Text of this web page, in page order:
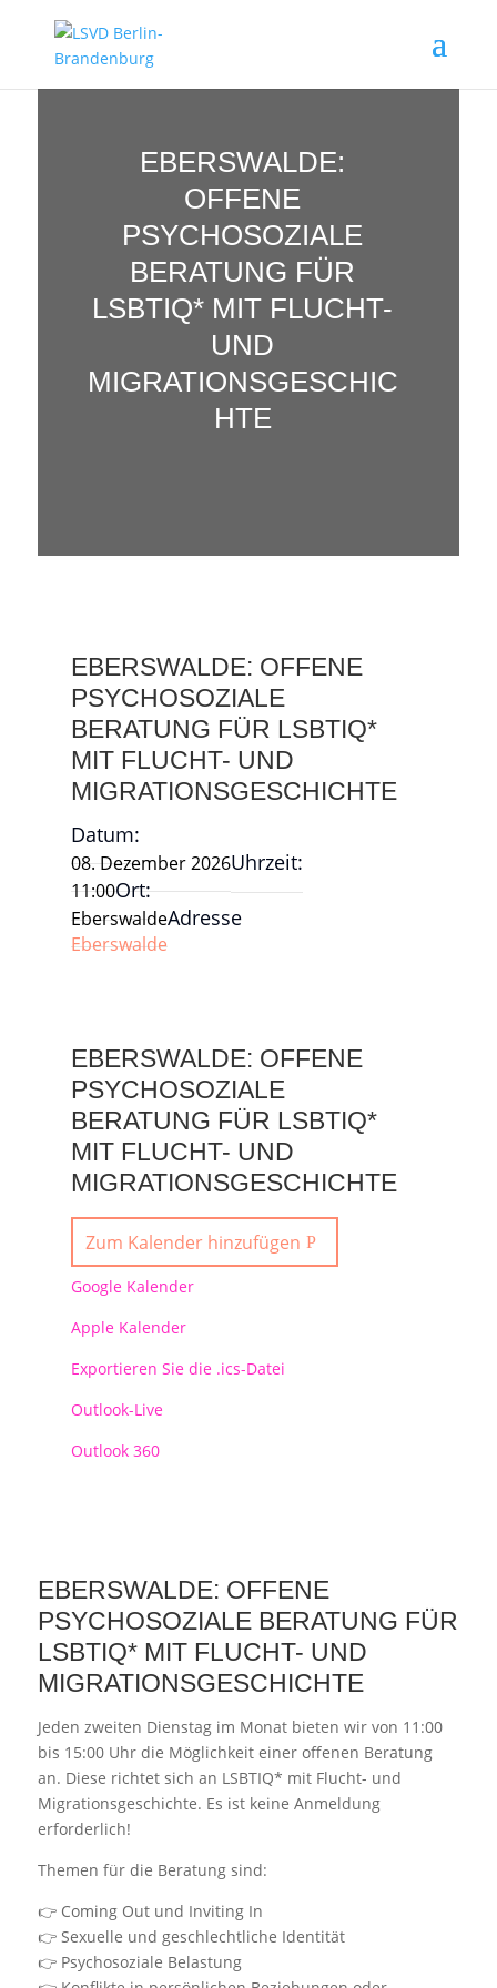
EBERSWALDE:
OFFENE
PSYCHOSOZIALE
BERATUNG FÜR
LSBTIQ* MIT FLUCHT-
UND
MIGRATIONSGESCHIC
HTE
EBERSWALDE: OFFENE
PSYCHOSOZIALE
BERATUNG FÜR LSBTIQ*
MIT FLUCHT- UND
MIGRATIONSGESCHICHTE
Datum:
08. Dezember 2026Uhrzeit:
11:00Ort:
EberswaldeAdresse
Eberswalde
EBERSWALDE: OFFENE
PSYCHOSOZIALE
BERATUNG FÜR LSBTIQ*
MIT FLUCHT- UND
MIGRATIONSGESCHICHTE
Zum Kalender hinzufügen
Google Kalender
Apple Kalender
Exportieren Sie die .ics-Datei
Outlook-Live
Outlook 360
EBERSWALDE: OFFENE
PSYCHOSOZIALE BERATUNG FÜR
LSBTIQ* MIT FLUCHT- UND
MIGRATIONSGESCHICHTE
Jeden zweiten Dienstag im Monat bieten wir von 11:00
bis 15:00 Uhr die Möglichkeit einer offenen Beratung
an. Diese richtet sich an LSBTIQ* mit Flucht- und
Migrationsgeschichte. Es ist keine Anmeldung
erforderlich!
Themen für die Beratung sind:
👉 Coming Out und Inviting In
👉 Sexuelle und geschlechtliche Identität
👉 Psychosoziale Belastung